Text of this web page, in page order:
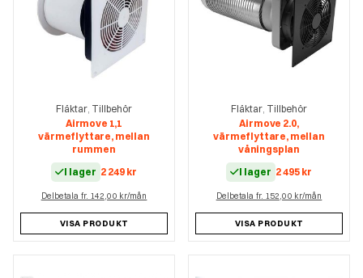
Fläktar, Tillbehör
Airmove 1,1
värmeflyttare, mellan
rummen
I lager 2 249 kr
Delbetala fr. 142,00 kr/mån
VISA PRODUKT
Fläktar, Tillbehör
Airmove 2.0,
värmeflyttare, mellan
våningsplan
I lager 2 495 kr
Delbetala fr. 152,00 kr/mån
VISA PRODUKT